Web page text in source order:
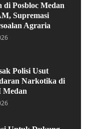
di Posbloc Medan
Supremasi
Agraria
Polisi Usut
Narkotika di
Medan